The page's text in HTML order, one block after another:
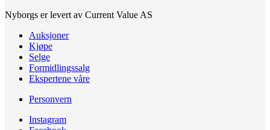
Nyborgs er levert av Current Value AS
Auksjoner
Kjøpe
Selge
Formidlingssalg
Ekspertene våre
Personvern
Instagram